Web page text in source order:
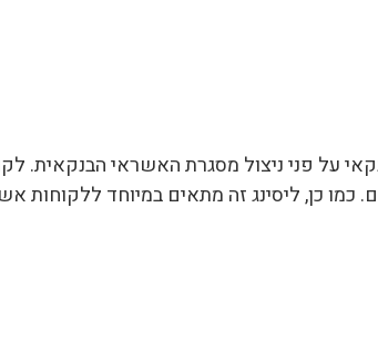
על פני ניצול מסגרת האשראי הבנקאית.
כמו כן, ליסינג זה מתאים במיוחד ללקוחות